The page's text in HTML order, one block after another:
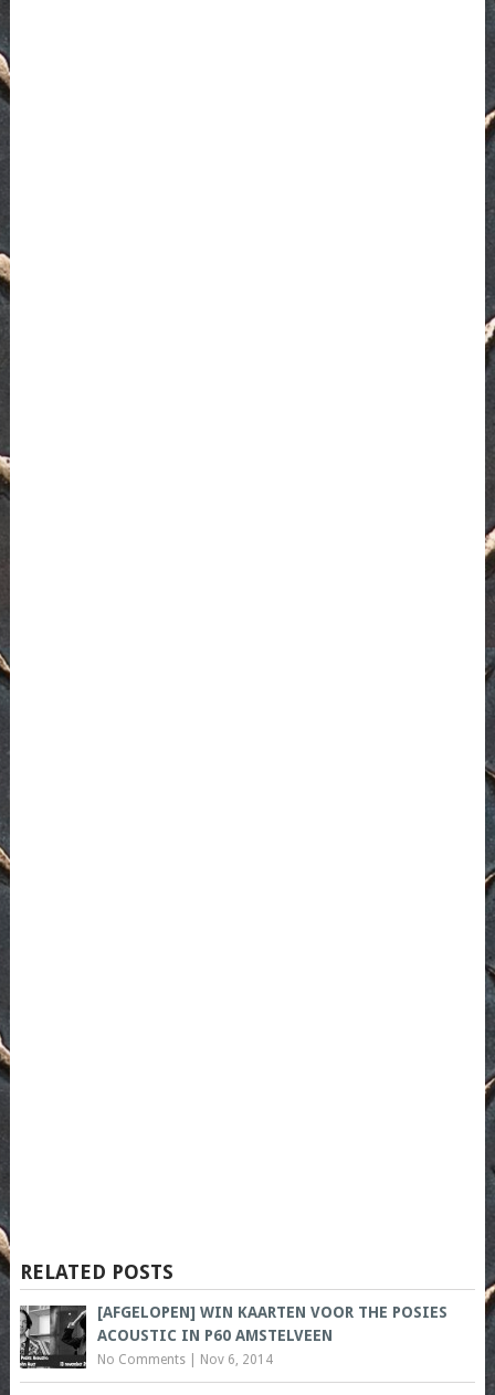
RELATED POSTS
[AFGELOPEN] WIN KAARTEN VOOR THE POSIES
ACOUSTIC IN P60 AMSTELVEEN
No Comments| Nov 6, 2014